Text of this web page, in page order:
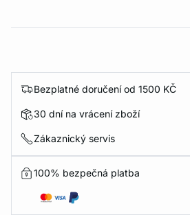
Bezplatné doručení od 1500 KČ
30 dní na vrácení zboží
Zákaznický servis
100% bezpečná platba